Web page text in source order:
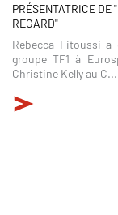
PRÉSENTATRICE DE
REGARD"
Rebecca Fitoussi
groupe TF1 à
Christine Kelly au C...